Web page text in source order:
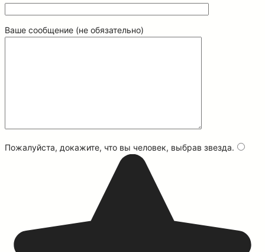
Ваше сообщение (не обязательно)
Пожалуйста, докажите, что вы человек, выбрав звезда.